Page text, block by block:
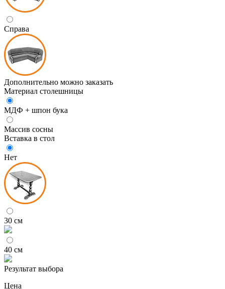
Справа
Дополнительно можно заказать
Материал столешницы
МДФ + шпон бука
Массив сосны
Вставка в стол
Нет
30 см
40 см
Результат выбора
Цена